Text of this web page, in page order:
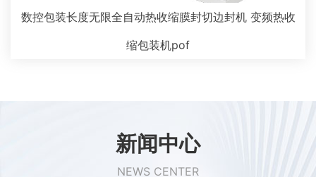
数控包装长度无限全自动热收缩膜封切边封机 变频热收
缩包装机pof
新闻中心
NEWS CENTER